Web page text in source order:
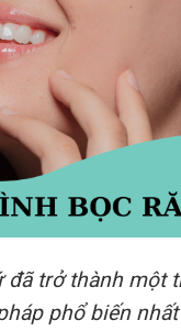
đã trở thành một
phổ biến